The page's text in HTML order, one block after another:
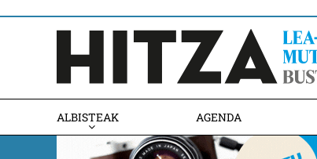
ALBISTEAK AGENDA